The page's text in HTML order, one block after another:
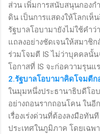
ส่วน เพิ่มการสนับสนุนกองก
ดิน เป็นการแสดงให้โลกเห็
รัฐบาลโอบามายังไม่ใช้คำว่
แถลงอย่างชัดเจนให้สมาชิ
ร่วมโจมตี IS ไม่ว่าบุคคลนั้น
โอกาสที่ IS จะก่อความรุนแ
2.รัฐบาลโอบามาคิดโจมตีก
ในมุมหนึ่งประธานาธิบดีโอ
อย่างถอนรากถอนโคน ใน
เรื่องเร่งด่วนที่ต้องลงมือทั
ประเทศในภูมิภาค โดยเฉพ